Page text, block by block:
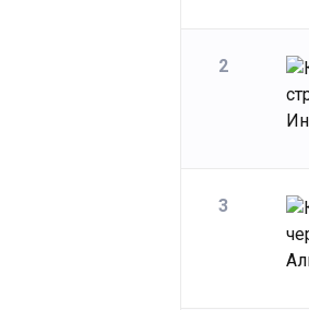
2
3